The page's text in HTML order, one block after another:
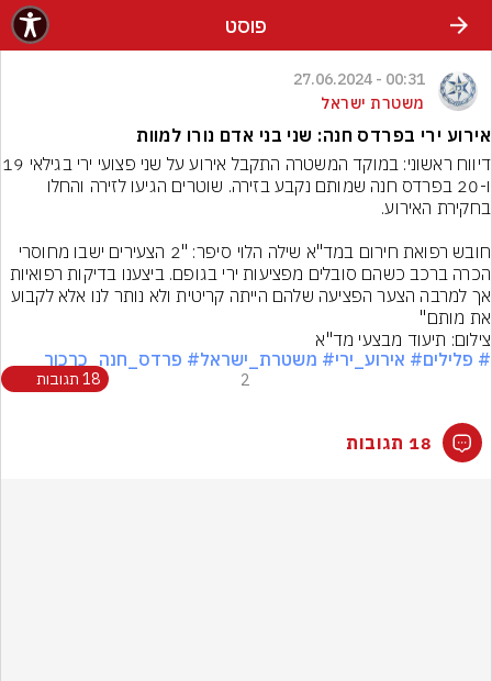
פוסט
00:31 - 27.06.2024
משטרת ישראל
אירוע ירי בפרדס חנה: שני בני אדם נורו למוות
את מותם"
צילום: תיעוד מבצעי מד"א
# פלילים# אירוע_ירי# משטרת_ישראל# פרדס_חנה_כרכור
2 18 תגובות
18 תגובות